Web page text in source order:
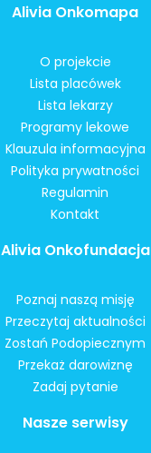
Alivia Onkomapa
O projekcie
Lista placówek
Lista lekarzy
Programy lekowe
Klauzula informacyjna
Polityka prywatności
Regulamin
Kontakt
Alivia Onkofundacja
Poznaj naszą misję
Przeczytaj aktualności
Zostań Podopiecznym
Przekaż darowiznę
Zadaj pytanie
Nasze serwisy